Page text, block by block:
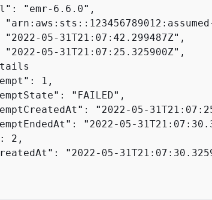
"emr-6.6.0",
05-31T21:07:42.299487Z",
05-31T21:07:25.325900Z",
1,
"FAILED",
"2022-05-
"2022-05-
2,
"2022-05-